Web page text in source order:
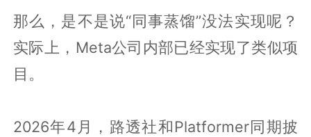
那么，是不是说“同事蒸馏”没法实现呢？
实际上，Meta公司内部已经实现了类似项
目。
2026年4月，路透社和Platformer同期披